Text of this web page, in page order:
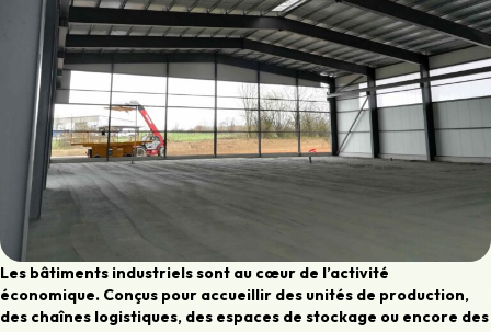
Les bâtiments industriels sont au cœur de l’activité
économique. Conçus pour accueillir des unités de production,
des chaînes logistiques, des espaces de stockage ou encore des